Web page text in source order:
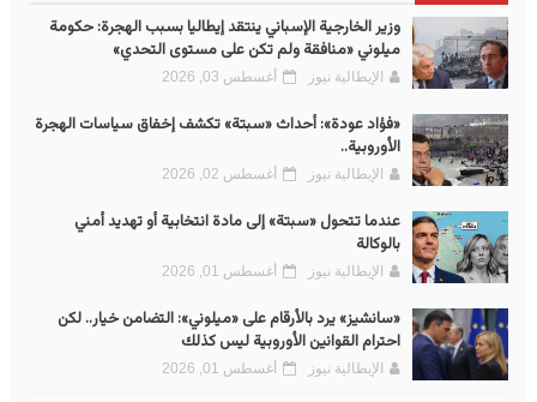
وزير الخارجية الإسباني ينتقد إيطاليا بسبب الهجرة: حكومة
ميلوني «منافقة ولم تكن على مستوى التحدي»
الإيطالية نيوز أغسطس 03, 2026
«فؤاد عودة»: أحداث «سبتة» تكشف إخفاق سياسات الهجرة
الأوروبية..
الإيطالية نيوز أغسطس 02, 2026
عندما تتحول «سبتة» إلى مادة انتخابية أو تهديد أمني
بالوكالة
الإيطالية نيوز أغسطس 01, 2026
«سانشيز» يرد بالأرقام على «ميلوني»: التضامن خيار.. لكن
احترام القوانين الأوروبية ليس كذلك
الإيطالية نيوز أغسطس 01, 2026